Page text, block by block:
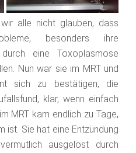
alle nicht glauben, dass
besonders ihre
eine Toxoplasmose
Nun war sie im MRT und
sich zu bestätigen, die
klar, wenn einfach
MRT kam endlich zu Tage,
ist. Sie hat eine Entzündung
ausgelöst durch